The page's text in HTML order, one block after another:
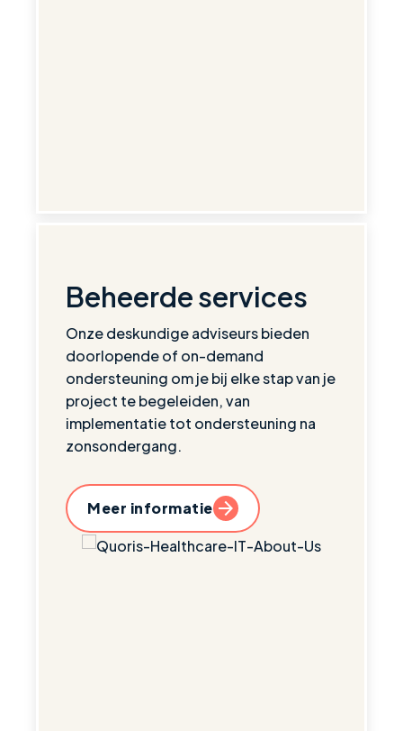
Beheerde services
Onze deskundige adviseurs bieden
doorlopende of on-demand
ondersteuning om je bij elke stap van je
project te begeleiden, van
implementatie tot ondersteuning na
zonsondergang.
Meer informatie